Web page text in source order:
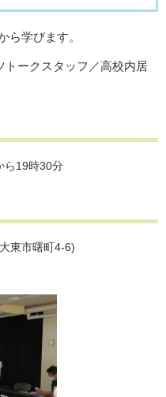
ら学びます。
ークスタッフ／高校内居
ら19時30分
東市曙町4-6)